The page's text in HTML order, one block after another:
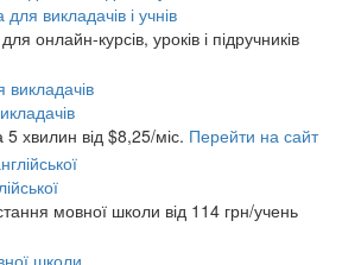
викладачів і учнів
онлайн-курсів, уроків і підручників
5 хвилин від $8,25/міс. Перейти на сайт
мовної школи від 114 грн/учень